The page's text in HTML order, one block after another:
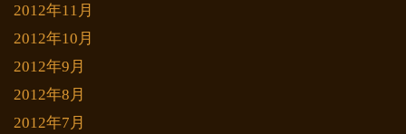
2012年11月
2012年10月
2012年9月
2012年8月
2012年7月